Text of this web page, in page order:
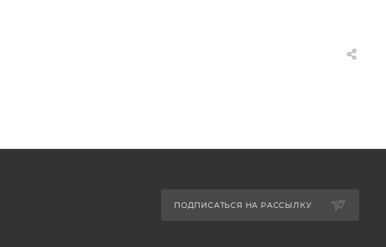
ПОДПИСАТЬСЯ НА РАССЫЛКУ